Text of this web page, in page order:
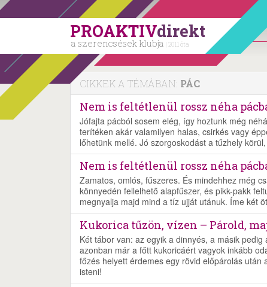
PROAKTIVdirekt
a szerencsések klubja | 2011 óta
CIKKEK A TÉMÁBAN: PÁC
Nem is feltétlenül rossz néha
Jófajta pácból sosem elég, így hoztunk még
terítéken akár valamilyen halas, csirkés vagy
lőhetünk mellé. Jó szorgoskodást a tűzhely
Nem is feltétlenül rossz néha
Zamatos, omlós, fűszeres. És mindehhez még
könnyedén fellelhető alapfűszer, és pikk-pakk
megnyalja majd mind a tíz ujját utánuk. Íme két
Kukorica tűzön, vízen – Párold,
Két tábor van: az egyik a dinnyés, a másik
azonban már a főtt kukoricáért vagyok inkább
főzés helyett érdemes egy rövid előpárolás
isteni!